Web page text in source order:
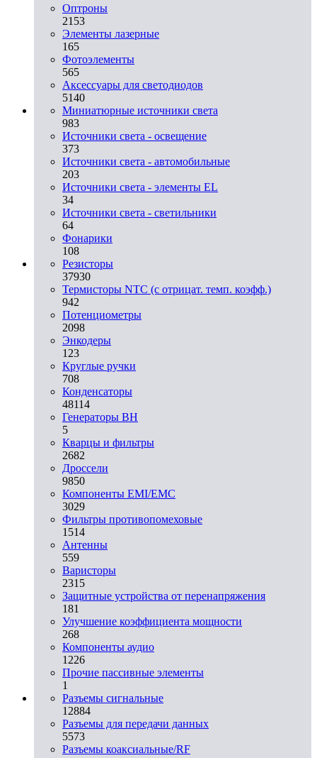
Оптроны
2153
Элементы лазерные
165
Фотоэлементы
565
Аксессуары для светодиодов
5140
Миниатюрные источники света
983
Источники света - освещение
373
Источники света - автомобильные
203
Источники света - элементы EL
34
Источники света - светильники
64
Фонарики
108
Резисторы
37930
Термисторы NTC (с отрицат. темп. коэфф.)
942
Потенциометры
2098
Энкодеры
123
Круглые ручки
708
Конденсаторы
48114
Генераторы ВН
5
Кварцы и фильтры
2682
Дроссели
9850
Компоненты EMI/EMC
3029
Фильтры противопомеховые
1514
Антенны
559
Варисторы
2315
Защитные устройства от перенапряжения
181
Улучшение коэффициента мощности
268
Компоненты аудио
1226
Прочие пассивные элементы
1
Разъeмы сигнальные
12884
Разъeмы для передачи данных
5573
Разъeмы коаксиальные/RF